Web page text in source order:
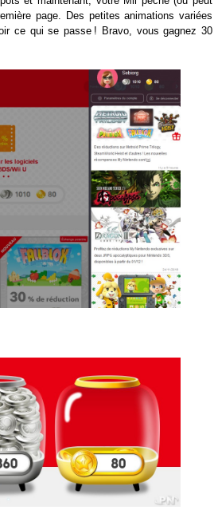
page. Des petites animations variées
ce qui se passe ! Bravo, vous gagnez 30